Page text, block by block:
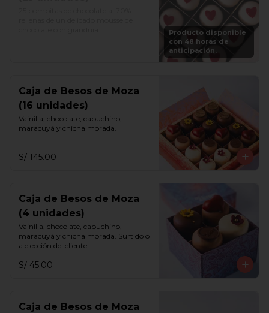
Producto disponible
con 48 horas de
anticipación.
Caja de Besos de Moza
(16 unidades)
Vainilla, chocolate, capuchino,
maracuyá y chicha morada.
S/ 145.00
Caja de Besos de Moza
(4 unidades)
Vainilla, chocolate, capuchino,
maracuyá y chicha morada. Surtido o
a elección del cliente.
S/ 45.00
Caja de Besos de Moza